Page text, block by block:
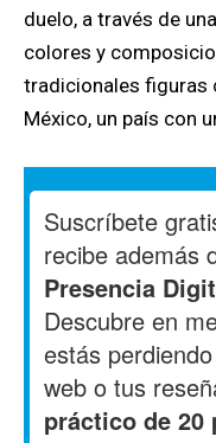
duelo, a través de
colores y
tradicionales figuras
México, un país con